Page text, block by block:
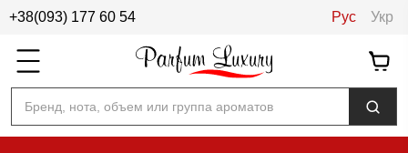
+38(093) 177 60 54 Рус Укр
Бренд, нота, объем или группа ароматов